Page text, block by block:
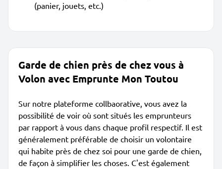
(panier, jouets, etc.)
Garde de chien près de chez vous à
Volon avec Emprunte Mon Toutou
Sur notre plateforme collbaorative, vous avez la
possibilité de voir où sont situés les emprunteurs
par rapport à vous dans chaque profil respectif. Il est
généralement préférable de choisir un volontaire
qui habite près de chez soi pour une garde de chien,
de façon à simplifier les choses. C'est également